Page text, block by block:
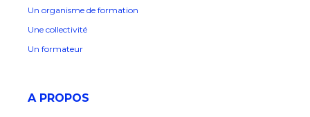
Un organisme de formation
Une collectivité
Un formateur
A PROPOS